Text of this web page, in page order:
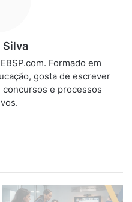
Silva
Formado em
gosta de escrever
e processos